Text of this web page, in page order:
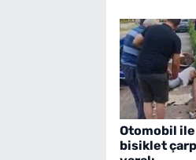
Otomobil
bisiklet